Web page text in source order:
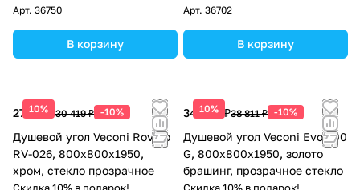
Арт. 36750
В корзину
Арт. 36702
В корзину
10%
27 377 ₽30 419 ₽ -10%
Душевой угол Veconi Rovigo
RV-026, 800х800х1950,
хром, стекло прозрачное
10%
34 930 ₽38 811 ₽ -10%
Душевой угол Veconi Evo 300
G, 800х800x1950, золото
брашинг, прозрачное стекло